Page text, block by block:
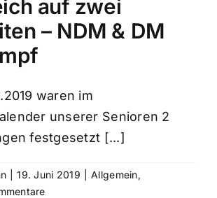
auf zwei
– NDM & DM
waren im
unserer Senioren 2
festgesetzt [...]
19. Juni 2019 Allgemein,